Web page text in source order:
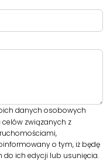
danych osobowych
celów związanych z
o tym, iż będę
ich edycji lub usunięcia.